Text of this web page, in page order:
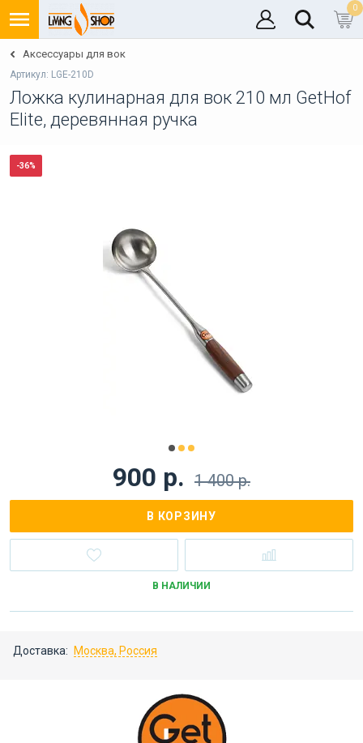
0
Аксессуары для вок
Артикул: LGE-210D
Ложка кулинарная для вок 210 мл GetHof
Elite, деревянная ручка
-36%
900 р. 1 400 р.
В КОРЗИНУ
В НАЛИЧИИ
Доставка: Москва, Россия